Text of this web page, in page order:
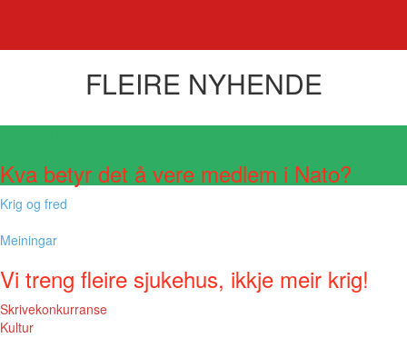
FLEIRE NYHENDE
Kva betyr det å vere medlem i Nato?
Krig og fred
Meiningar
Vi treng fleire sjukehus, ikkje meir krig!
Skrivekonkurranse
Kultur